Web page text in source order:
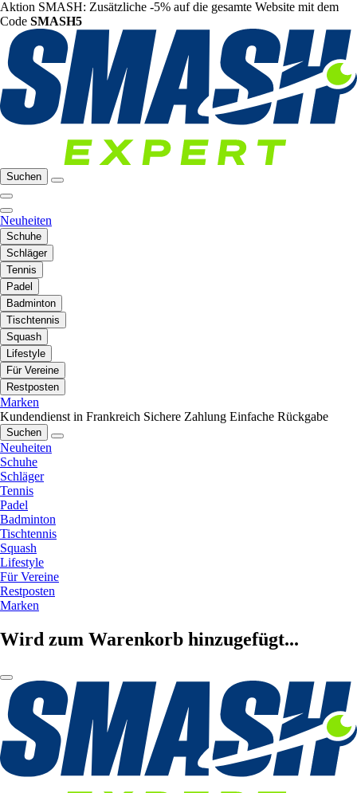
Aktion SMASH: Zusätzliche -5% auf die gesamte Website mit dem
Code SMASH5
Suchen
Neuheiten
Schuhe
Schläger
Tennis
Padel
Badminton
Tischtennis
Squash
Lifestyle
Für Vereine
Restposten
Marken
Kundendienst in Frankreich Sichere Zahlung Einfache Rückgabe
Suchen
Neuheiten
Schuhe
Schläger
Tennis
Padel
Badminton
Tischtennis
Squash
Lifestyle
Für Vereine
Restposten
Marken
Wird zum Warenkorb hinzugefügt...